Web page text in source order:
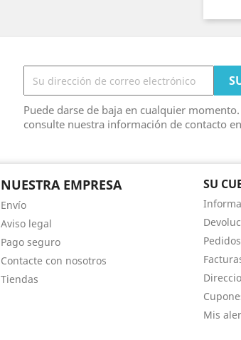
Puede darse de baja en cualquier
consulte nuestra información de contacto
NUESTRA EMPRESA
Envío
Aviso legal
Pago seguro
Contacte con nosotros
Tiendas
SU
Pedidos
Mis